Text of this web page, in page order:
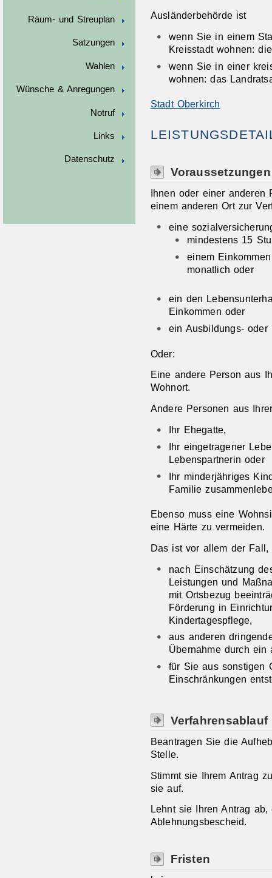
Räum- und Streuplan
Satzungen
Wahlen
Wünsche & Anregungen
Notruf
Links
Datenschutz
Ausländerbehörde ist
wenn Sie in einem
Kreisstadt wohnen:
wenn Sie in einer
wohnen: das
Stadt Oberkirch
Voraussetzungen
Ihnen oder einer anderen
einem anderen Ort zur
eine
mindestens 15
einem
monatlich oder
ein den
Einkommen oder
ein Ausbildungs- oder
Oder:
Eine andere Person aus
Wohnort.
Andere Personen aus
Ihr Ehegatte,
Ihr eingetragener
Lebenspartnerin oder
Ihr minderjähriges
Familie
Ebenso muss eine
eine Härte zu vermeiden.
Das ist vor allem der Fall,
nach Einschätzung
Leistungen und
mit Ortsbezug
Förderung in
Kindertagespflege,
aus anderen
Übernahme durch ein
für Sie aus sonstigen
Einschränkungen
Verfahrensablauf
Beantragen Sie die
Stelle.
Stimmt sie Ihrem Antrag
sie auf.
Lehnt sie Ihren Antrag
Ablehnungsbescheid.
Fristen